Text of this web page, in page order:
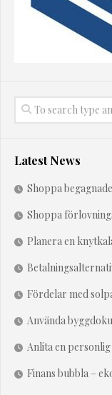
Latest News
Shoppa
Shoppa
Planera en
Fördelar med
Använda
Anlita en
Finans bubbla –